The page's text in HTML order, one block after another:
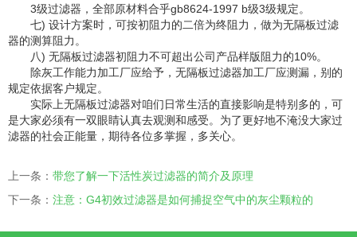
3级过滤器，全部原材料合乎gb8624-1997 b级3级规定。
七) 设计方案时，可按初阻力的二倍为终阻力，做为无隔板过滤
器的测算阻力。
八) 无隔板过滤器初阻力不可超出公司产品样版阻力的10%。
除灰工作能力加工厂应给予，无隔板过滤器加工厂应测漏，别的
规定依据客户规定。
实际上无隔板过滤器对咱们日常生活的直接影响是特别多的，可
是大家必须有一双眼睛认真去观测和感受。为了更好地不淹没大家过
滤器的社会正能量，期待各位多掌握，多关心。
上一条： 带您了解一下活性炭过滤器的简介及原理
下一条： 注意：G4初效过滤器是如何捕捉空气中的灰尘颗粒的